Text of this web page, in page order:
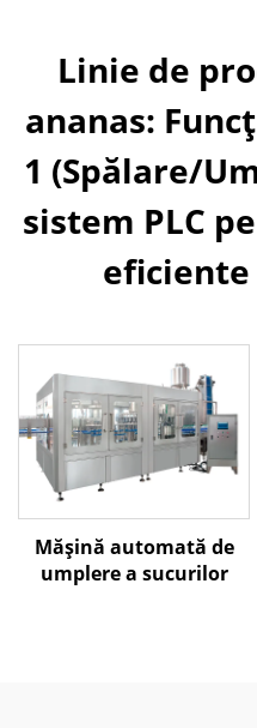
Linie de
ananas:
1 (Spălare/
sistem PLC
Mășină automată de
umplere a sucurilor